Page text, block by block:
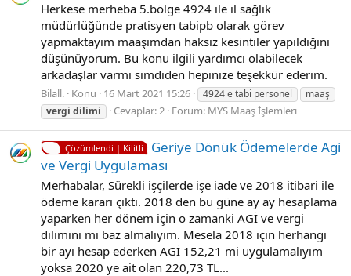
Herkese merheba 5.bölge 4924 ıle il sağlık
müdürlüğünde pratisyen tabipb olarak görev
yapmaktayım maaşımdan haksız kesintiler yapıldığını
düşünüyorum. Bu konu ilgili yardımcı olabilecek
arkadaşlar varmı simdiden hepinize teşekkür ederim.
Bilall. Konu 16 Mart 2021 15:26 4924 e tabi personel
maaş
vergi dilimi Cevaplar: 2 Forum: MYS Maaş İşlemleri
Çözümlendi | Kilitli
Geriye Dönük Ödemelerde Agi
ve Vergi Uygulaması
Merhabalar, Sürekli işçilerde işe iade ve 2018 itibari ile
ödeme kararı çıktı. 2018 den bu güne ay ay hesaplama
yaparken her dönem için o zamanki AGİ ve vergi
dilimini mi baz almalıyım. Mesela 2018 için herhangi
bir ayı hesap ederken AGİ 152,21 mi uygulamalıyım
yoksa 2020 ye ait olan 220,73 TL...